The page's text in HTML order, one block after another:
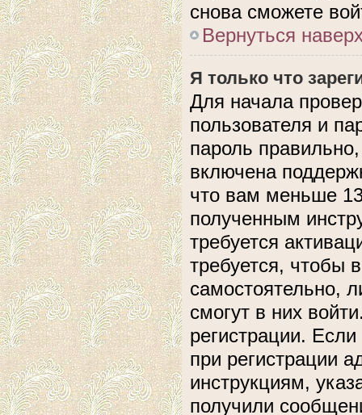
снова сможете
Вернуться
Я только что
Для начала
пользователя и
пароль
включена
что вам меньше
полученным
требуется
требуется, чтобы
самостоятельно,
смогут в них
регистрации.
при регистрации
инструкциям,
получили